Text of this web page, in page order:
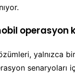
operasyon
yalnızca
senaryoları